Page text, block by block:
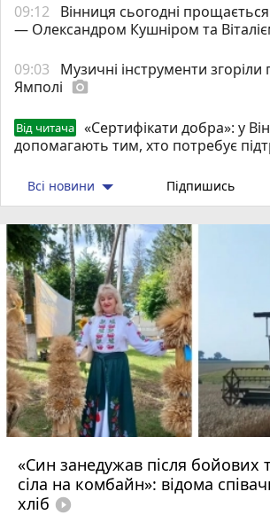
09:12
Вінниця сьогодні
— Олександром Кушніром та
09:03
Музичні інструменти згоріли
Ямполі photo_camera
Від читача
«Сертифікати добра»: у
допомагають тим, хто потребує
Всі новини Підпишись
«Син занедужав після бойових
сіла на комбайн»: відома
хліб play_circle_filled